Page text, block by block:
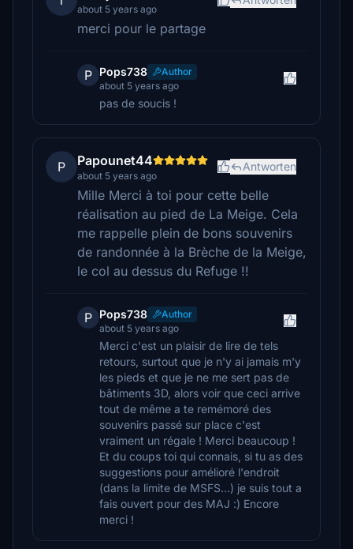
about 5 years ago
merci pour le partage
P Pops738
Author
about 5 years ago
pas de soucis !
P Papounet44
about 5 years ago
Antworten
Mille Merci à toi pour cette belle
réalisation au pied de La Meige. Cela
me rappelle plein de bons souvenirs
de randonnée à la Brèche de la Meige,
le col au dessus du Refuge !!
P Pops738
Author
about 5 years ago
Merci c'est un plaisir de lire de tels
retours, surtout que je n'y ai jamais m'y
les pieds et que je ne me sert pas de
bâtiments 3D, alors voir que ceci arrive
tout de même a te remémoré des
souvenirs passé sur place c'est
vraiment un régale ! Merci beaucoup !
Et du coups toi qui connais, si tu as des
suggestions pour amélioré l'endroit
(dans la limite de MSFS...) je suis tout a
fais ouvert pour des MAJ :) Encore
merci !